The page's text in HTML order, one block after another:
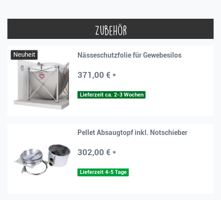
Zubehör
Neuheit Nässeschutzfolie für Gewebesilos
371,00 € *
Lieferzeit ca. 2-3 Wochen
Pellet Absaugtopf inkl. Notschieber
302,00 € *
Lieferzeit 4-5 Tage